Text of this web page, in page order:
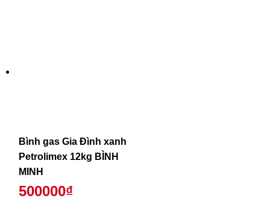
Bình gas Gia Đình xanh
Petrolimex 12kg BÌNH
MINH
500000₫